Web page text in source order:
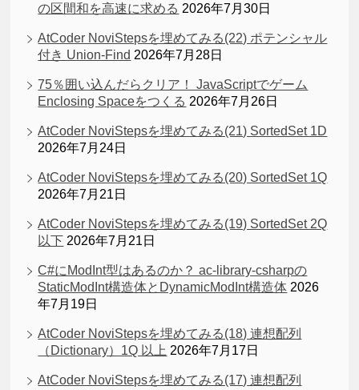
の区間和を高速に求める 2026年7月30日
AtCoder NoviStepsを埋めてみる(22) ポテンシャル
付き Union-Find 2026年7月28日
75％囲い込んだらクリア！ JavaScriptでゲーム
Enclosing Spaceをつくる 2026年7月26日
AtCoder NoviStepsを埋めてみる(21) SortedSet 1D
2026年7月24日
AtCoder NoviStepsを埋めてみる(20) SortedSet 1Q
2026年7月21日
AtCoder NoviStepsを埋めてみる(19) SortedSet 2Q
以下 2026年7月21日
C#にModInt型はあるのか？ ac-library-csharpの
StaticModInt構造体とDynamicModInt構造体 2026
年7月19日
AtCoder NoviStepsを埋めてみる(18) 連想配列
（Dictionary）1Q 以上 2026年7月17日
AtCoder NoviStepsを埋めてみる(17) 連想配列